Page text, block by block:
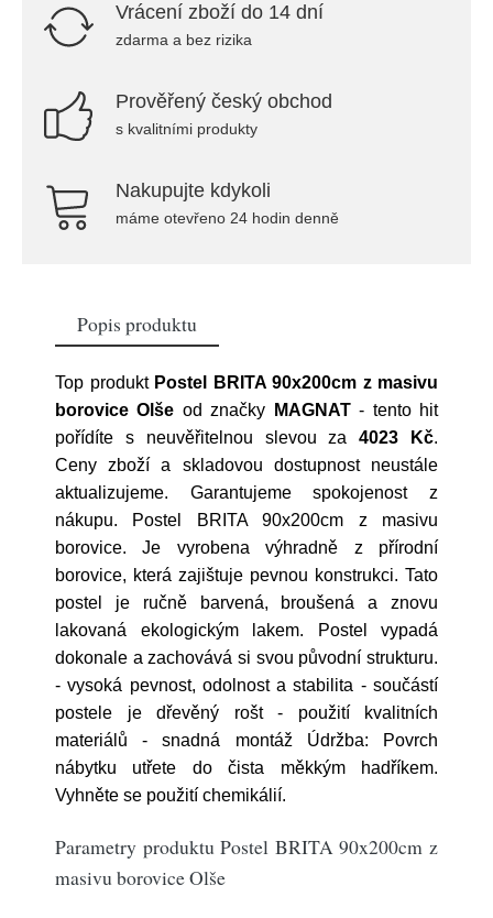
Vrácení zboží do 14 dní
zdarma a bez rizika
Prověřený český obchod
s kvalitními produkty
Nakupujte kdykoli
máme otevřeno 24 hodin denně
Popis produktu
Top produkt Postel BRITA 90x200cm z masivu
borovice Olše od značky MAGNAT- tento hit
pořídíte s neuvěřitelnou slevou za4023 Kč.
Ceny zboží a skladovou dostupnost neustále
aktualizujeme. Garantujeme spokojenost z
nákupu. Postel BRITA 90x200cm z masivu
borovice. Je vyrobena výhradně z přírodní
borovice, která zajištuje pevnou konstrukci. Tato
postel je ručně barvená, broušená a znovu
lakovaná ekologickým lakem. Postel vypadá
dokonale a zachovává si svou původní strukturu.
- vysoká pevnost, odolnost a stabilita - součástí
postele je dřevěný rošt - použití kvalitních
materiálů - snadná montáž Údržba: Povrch
nábytku utřete do čista měkkým hadříkem.
Vyhněte se použití chemikálií.
Parametry produktu Postel BRITA 90x200cm z
masivu borovice Olše